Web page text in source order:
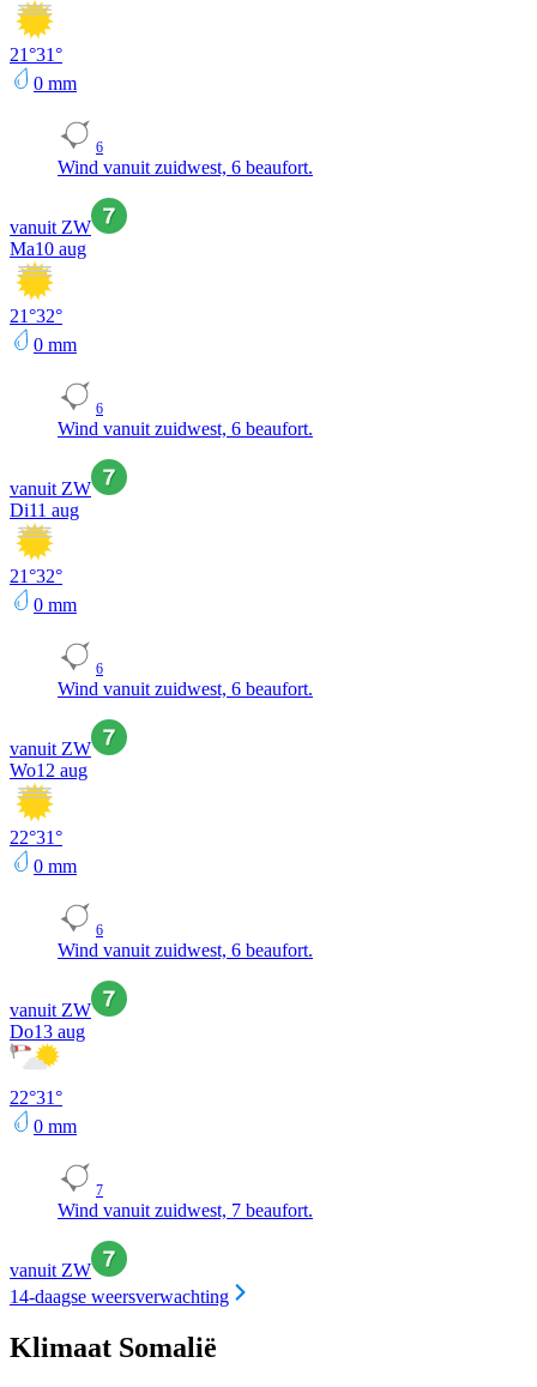
21°31°
0 mm
6
Wind vanuit zuidwest, 6 beaufort.
vanuit ZW
Ma10 aug
21°32°
0 mm
6
Wind vanuit zuidwest, 6 beaufort.
vanuit ZW
Di11 aug
21°32°
0 mm
6
Wind vanuit zuidwest, 6 beaufort.
vanuit ZW
Wo12 aug
22°31°
0 mm
6
Wind vanuit zuidwest, 6 beaufort.
vanuit ZW
Do13 aug
22°31°
0 mm
7
Wind vanuit zuidwest, 7 beaufort.
vanuit ZW
14-daagse weersverwachting
Klimaat Somalië